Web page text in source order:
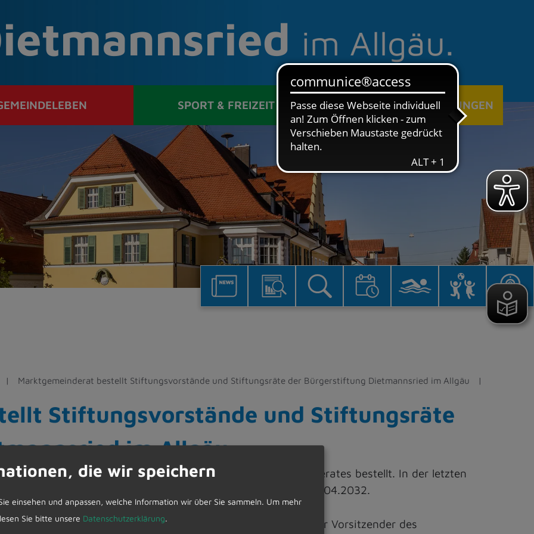
im Allgäu.
SPORT & FREIZEIT ÖFFENTLICHE EINRICHTUNGEN
Marktgemeinderat bestellt Stiftungsvorstände und Stiftungsräte der Bürgerstiftung Dietmannsried im Allgäu
Stiftungsvorstände und Stiftungsräte
im Allgäu
im Allgäu werden nach der Wahlperiode des Gemeinderates bestellt. In der letzten
der Stiftungsvorstände und Stiftungsräte bis 30.04.2032.
Bürgermeister Werner Endres sowie als stellvertretender Vorsitzender des
die wir speichern
einsehen und anpassen, welche Information wir über Sie sammeln. Um mehr
Sie bitte unsere Datenschutzerklärung.